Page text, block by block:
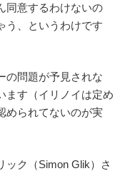
同意するわけないの
う、というわけです
の問題が予見されな
ます（イリノイは定め
められてないのが実
ック（Simon Glik）さ